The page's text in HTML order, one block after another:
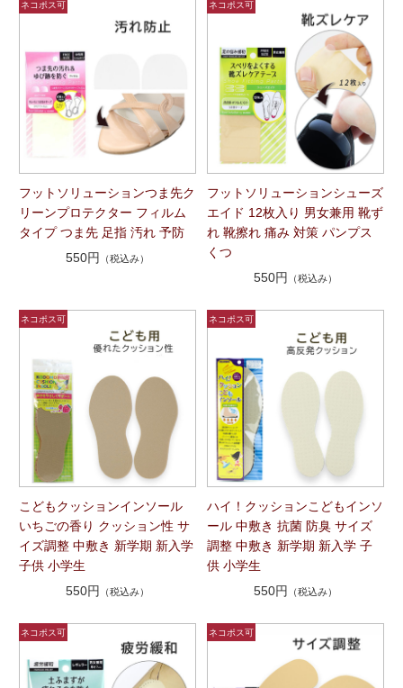
フットソリューションつま先ク
リーンプロテクター フィルム
タイプ つま先 足指 汚れ 予防
550円
（税込み）
フットソリューションシューズ
エイド 12枚入り 男女兼用 靴ず
れ 靴擦れ 痛み 対策 パンプス
くつ
550円
（税込み）
こどもクッションインソール
いちごの香り クッション性 サ
イズ調整 中敷き 新学期 新入学
子供 小学生
550円
（税込み）
ハイ！クッションこどもインソ
ール 中敷き 抗菌 防臭 サイズ
調整 中敷き 新学期 新入学 子
供 小学生
550円
（税込み）